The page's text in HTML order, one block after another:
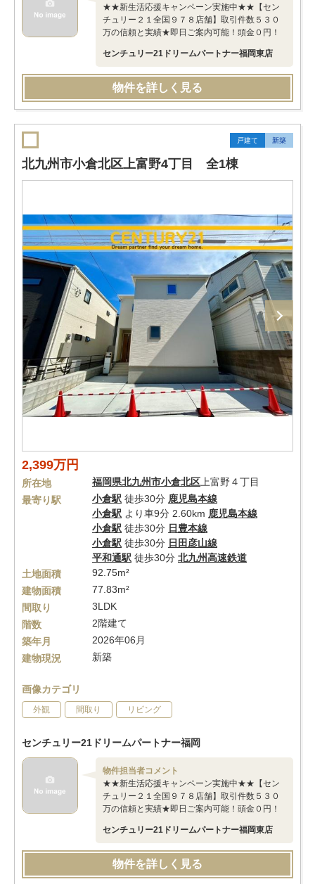
★★新生活応援キャンペーン実施中★★【セン
チュリー２１全国９７８店舗】取引件数５３０
万の信頼と実績★即日ご案内可能！頭金０円！
センチュリー21ドリームパートナー福岡東店
物件を詳しく見る
戸建て 新築
北九州市小倉北区上富野4丁目 全1棟
2,399万円
所在地 福岡県北九州市小倉北区 上富野４丁目
最寄り駅
小倉駅 徒歩30分 鹿児島本線
小倉駅 より車9分 2.60km 鹿児島本線
小倉駅 徒歩30分 日豊本線
小倉駅 徒歩30分 日田彦山線
平和通駅 徒歩30分 北九州高速鉄道
土地面積
92.75m²
建物面積
77.83m²
間取り
3LDK
階数
2階建て
築年月
2026年06月
建物現況
新築
画像カテゴリ
外観 間取り リビング
センチュリー21ドリームパートナー福岡
物件担当者コメント
★★新生活応援キャンペーン実施中★★【セン
チュリー２１全国９７８店舗】取引件数５３０
万の信頼と実績★即日ご案内可能！頭金０円！
センチュリー21ドリームパートナー福岡東店
物件を詳しく見る